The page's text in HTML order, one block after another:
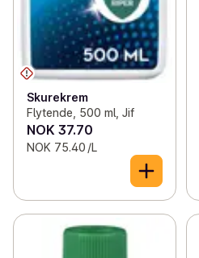
Skurekrem
Flytende, 500 ml, Jif
NOK 37.70
NOK 75.40 /L